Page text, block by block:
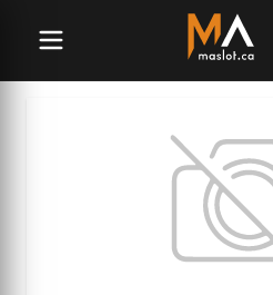
Échelle et échafaudage